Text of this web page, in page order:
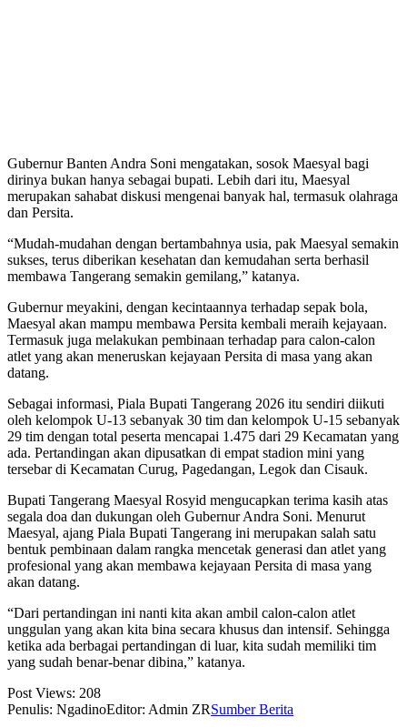
Gubernur Banten Andra Soni mengatakan, sosok Maesyal bagi
dirinya bukan hanya sebagai bupati. Lebih dari itu, Maesyal
merupakan sahabat diskusi mengenai banyak hal, termasuk olahraga
dan Persita.
“Mudah-mudahan dengan bertambahnya usia, pak Maesyal semakin
sukses, terus diberikan kesehatan dan kemudahan serta berhasil
membawa Tangerang semakin gemilang,” katanya.
Gubernur meyakini, dengan kecintaannya terhadap sepak bola,
Maesyal akan mampu membawa Persita kembali meraih kejayaan.
Termasuk juga melakukan pembinaan terhadap para calon-calon
atlet yang akan meneruskan kejayaan Persita di masa yang akan
datang.
Sebagai informasi, Piala Bupati Tangerang 2026 itu sendiri diikuti
oleh kelompok U-13 sebanyak 30 tim dan kelompok U-15 sebanyak
29 tim dengan total peserta mencapai 1.475 dari 29 Kecamatan yang
ada. Pertandingan akan dipusatkan di empat stadion mini yang
tersebar di Kecamatan Curug, Pagedangan, Legok dan Cisauk.
Bupati Tangerang Maesyal Rosyid mengucapkan terima kasih atas
segala doa dan dukungan oleh Gubernur Andra Soni. Menurut
Maesyal, ajang Piala Bupati Tangerang ini merupakan salah satu
bentuk pembinaan dalam rangka mencetak generasi dan atlet yang
profesional yang akan membawa kejayaan Persita di masa yang
akan datang.
“Dari pertandingan ini nanti kita akan ambil calon-calon atlet
unggulan yang akan kita bina secara khusus dan intensif. Sehingga
ketika ada berbagai pertandingan di luar, kita sudah memiliki tim
yang sudah benar-benar dibina,” katanya.
Post Views: 208
Penulis: NgadinoEditor: Admin ZRSumber Berita